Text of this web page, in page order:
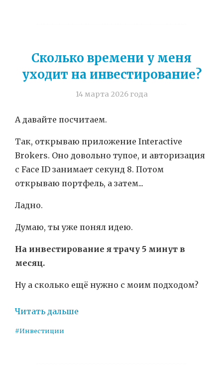
Сколько времени у меня
уходит на инвестирование?
14 марта 2026 года
А давайте посчитаем.
Так, открываю приложение Interactive
Brokers. Оно довольно тупое, и авторизация
с Face ID занимает секунд 8. Потом
открываю портфель, а затем...
Ладно.
Думаю, ты уже понял идею.
На инвестирование я трачу 5 минут в
месяц.
Ну а сколько ещё нужно с моим подходом?
Читать дальше
#Инвестиции